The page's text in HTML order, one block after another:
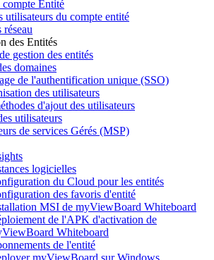
compte Entité
utilisateurs du compte entité
réseau
des Entités
gestion des entités
domaines
de l'authentification unique (SSO)
des utilisateurs
d'ajout des utilisateurs
utilisateurs
de services Gérés (MSP)
logicielles
du Cloud pour les entités
des favoris d'entité
MSI de myViewBoard Whiteboard
de l'APK d'activation de
Whiteboard
de l'entité